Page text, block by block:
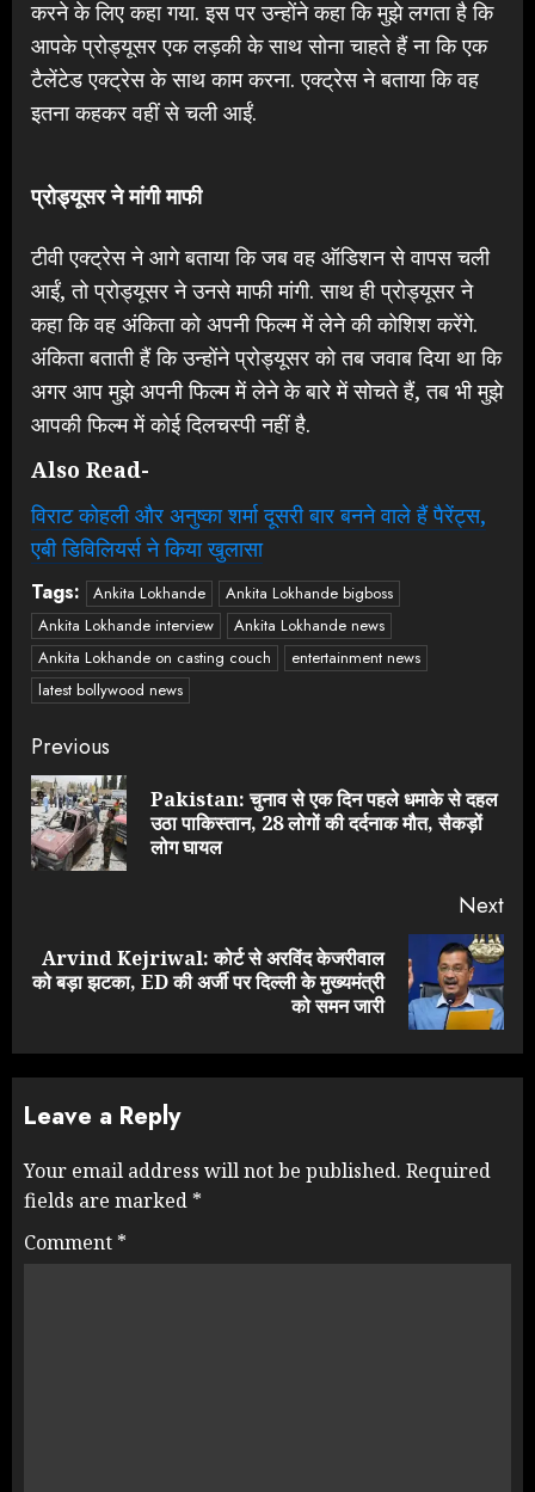
करने के लिए कहा गया. इस पर उन्होंने कहा कि मुझे लगता है कि
आपके प्रोड्यूसर एक लड़की के साथ सोना चाहते हैं ना कि एक
टैलेंटेड एक्ट्रेस के साथ काम करना. एक्ट्रेस ने बताया कि वह
इतना कहकर वहीं से चली आईं.
प्रोड्यूसर ने मांगी माफी
टीवी एक्ट्रेस ने आगे बताया कि जब वह ऑडिशन से वापस चली
आईं, तो प्रोड्यूसर ने उनसे माफी मांगी. साथ ही प्रोड्यूसर ने
कहा कि वह अंकिता को अपनी फिल्म में लेने की कोशिश करेंगे.
अंकिता बताती हैं कि उन्होंने प्रोड्यूसर को तब जवाब दिया था कि
अगर आप मुझे अपनी फिल्म में लेने के बारे में सोचते हैं, तब भी मुझे
आपकी फिल्म में कोई दिलचस्पी नहीं है.
Also Read-
विराट कोहली और अनुष्का शर्मा दूसरी बार बनने वाले हैं पैरेंट्स,
एबी डिविलियर्स ने किया खुलासा
Tags: Ankita Lokhande
Ankita Lokhande bigboss
Ankita Lokhande interview
Ankita Lokhande news
Ankita Lokhande on casting couch
entertainment news
latest bollywood news
Continue
Reading
Previous
Pakistan: चुनाव से एक दिन पहले धमाके से दहल
उठा पाकिस्तान, 28 लोगों की दर्दनाक मौत, सैकड़ों
लोग घायल
Next
Next
Arvind Kejriwal: कोर्ट से अरविंद केजरीवाल
को बड़ा झटका, ED की अर्जी पर दिल्ली के मुख्यमंत्री
को समन जारी
Leave a Reply
Your email address will not be published. Required
fields are marked *
Comment *